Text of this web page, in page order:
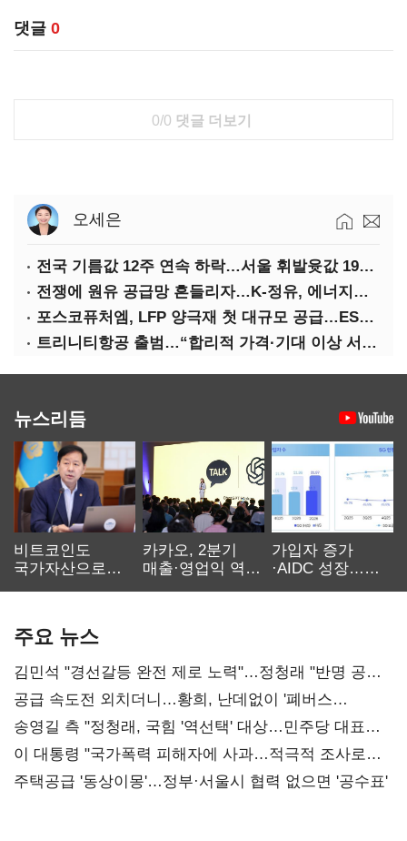
댓글 0
0/0 댓글 더보기
오세은
전국 기름값 12주 연속 하락…서울 휘발윳값 1909원
전쟁에 원유 공급망 흔들리자…K-정유, 에너지안보 핵심으로 재부상
포스코퓨처엠, LFP 양극재 첫 대규모 공급…ESS 시장 공략
트리니티항공 출범…“합리적 가격·기대 이상 서비스로 승부”
뉴스리듬
비트코인도
국가자산으로…'
카카오, 2분기
매출·영업익 역대
가입자 증가
·AIDC 성장…
주요 뉴스
김민석 "경선갈등 완전 제로 노력"…정청래 "반명 공세
사과부터"
공급 속도전 외치더니…황희, 난데없이 '폐버스
리모델링' 제안
송영길 측 "정청래, 국힘 '역선택' 대상…민주당 대표로
총선 지휘 못해"
이 대통령 "국가폭력 피해자에 사과…적극적 조사로
진실 밝혀야"
주택공급 '동상이몽'…정부·서울시 협력 없으면 '공수표'